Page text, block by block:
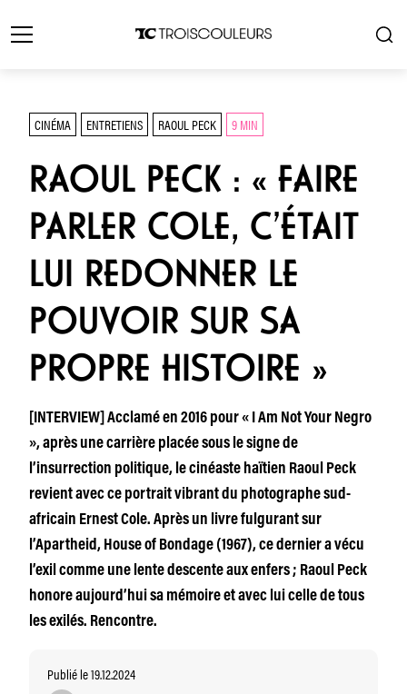
CINÉMA ENTRETIENS RAOUL PECK 9 MIN
RAOUL PECK : « FAIRE
PARLER COLE, C’ÉTAIT
LUI REDONNER LE
POUVOIR SUR SA
PROPRE HISTOIRE »
[INTERVIEW] Acclamé en 2016 pour « I Am Not Your Negro
», après une carrière placée sous le signe de
l’insurrection politique, le cinéaste haïtien Raoul Peck
revient avec ce portrait vibrant du photographe sud-
africain Ernest Cole. Après un livre fulgurant sur
l’Apartheid, House of Bondage (1967), ce dernier a vécu
l’exil comme une lente descente aux enfers ; Raoul Peck
honore aujourd’hui sa mémoire et avec lui celle de tous
les exilés. Rencontre.
Publié le 19.12.2024